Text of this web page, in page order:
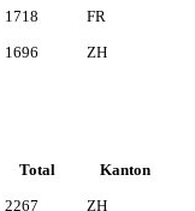
1718 FR
1696 ZH
Total Kanton
2267 ZH